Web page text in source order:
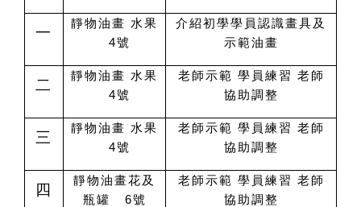
一
靜物油畫 水果
4號
介紹初學學員認識畫具及
示範油畫
二
靜物油畫 水果
4號
老師示範 學員練習 老師
協助調整
三
靜物油畫 水果
4號
老師示範 學員練習 老師
協助調整
四
靜物油畫花及
瓶罐 6號
老師示範 學員練習 老師
協助調整